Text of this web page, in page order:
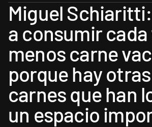
Miguel
a consumir cada
menos carne
porque hay
carnes que han
un espacio